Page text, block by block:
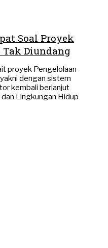
Soal Proyek
Tak Diundang
proyek Pengelolaan
dengan sistem
kembali berlanjut
Lingkungan Hidup